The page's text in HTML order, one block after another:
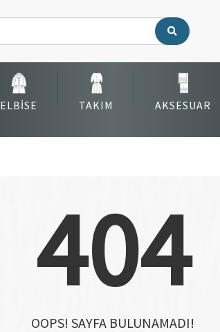
ELBISE TAKIM AKSESUAR
404
OOPS! SAYFA BULUNAMADI!